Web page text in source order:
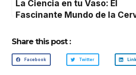
La Ciencia en tu Vaso: El
Fascinante Mundo de la
Share this post :
Facebook Twitter